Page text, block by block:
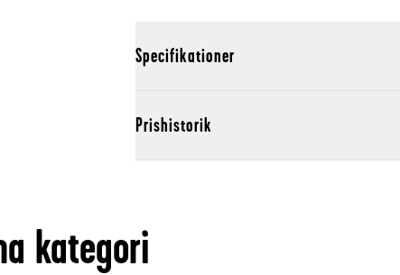
Specifikationer
Prishistorik
kategori